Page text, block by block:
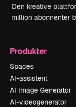
Den kreative
million abonnenter
Produkter
Spaces
AI-assistent
AI Image Generator
AI-videogenerator